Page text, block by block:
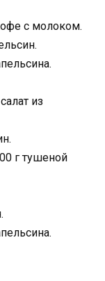
с молоком.
из
г тушеной